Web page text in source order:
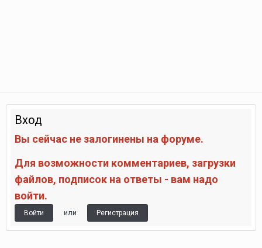
Вход
Вы сейчас не залогинены на форуме.
Для возможности комментариев, загрузки
файлов, подписок на ответы - вам надо
войти.
Войти или Регистрация